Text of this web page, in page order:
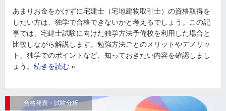
あまりお金をかけずに宅建士（宅地建物取引士）の資格取得を
したい方は、独学で合格できないかと考えるでしょう。この記
事では、宅建士試験に向けた独学方法予備校を利用した場合と
比較しながら解説します。勉強方法ごとのメリットやデメリッ
ト、独学でのポイントなど、知っておきたい内容を確認しまし
ょう。 続きを読む »
合格発表・試験分析